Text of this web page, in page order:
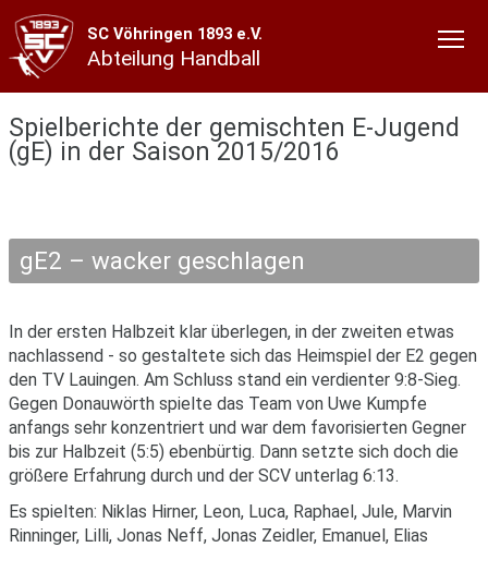
SC Vöhringen 1893 e.V.
Abteilung Handball
Spielberichte der gemischten E-Jugend
(gE) in der Saison 2015/2016
gE2 – wacker geschlagen
In der ersten Halbzeit klar überlegen, in der zweiten etwas
nachlassend - so gestaltete sich das Heimspiel der E2 gegen
den TV Lauingen. Am Schluss stand ein verdienter 9:8-Sieg.
Gegen Donauwörth spielte das Team von Uwe Kumpfe
anfangs sehr konzentriert und war dem favorisierten Gegner
bis zur Halbzeit (5:5) ebenbürtig. Dann setzte sich doch die
größere Erfahrung durch und der SCV unterlag 6:13.
Es spielten: Niklas Hirner, Leon, Luca, Raphael, Jule, Marvin
Rinninger, Lilli, Jonas Neff, Jonas Zeidler, Emanuel, Elias